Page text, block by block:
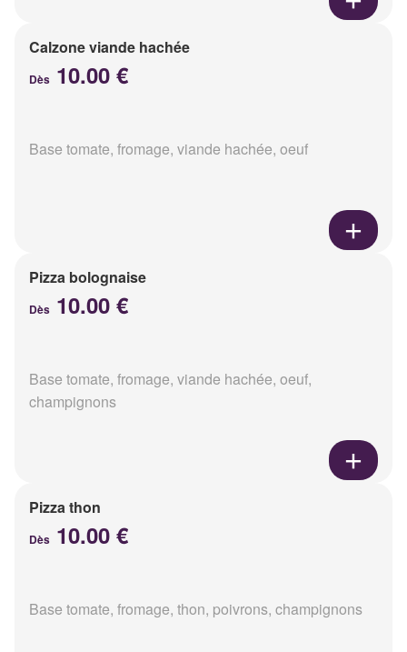
Calzone viande hachée
Dès 10.00 €
Base tomate, fromage, viande hachée, oeuf
Pizza bolognaise
Dès 10.00 €
Base tomate, fromage, viande hachée, oeuf,
champignons
Pizza thon
Dès 10.00 €
Base tomate, fromage, thon, poivrons, champignons